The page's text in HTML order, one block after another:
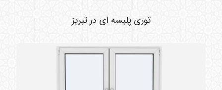
توری پلیسه ای در تبریز